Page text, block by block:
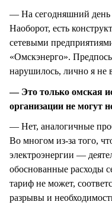
— На сегодняшний день
Наоборот, есть
сетевыми
«Омскэнерго».
нарушилось, лично я не
— Это только омская
организации не могут
— Нет, аналогичные
Во многом из-за того,
электроэнергии —
обоснованные расходы
тариф не может,
разрывы и